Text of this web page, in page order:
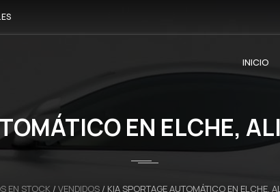
INICIO
EN ELCHE,
EN STOCK / VENDIDOS / KIA SPORTAGE AUTOMÁTICO EN ELCHE,